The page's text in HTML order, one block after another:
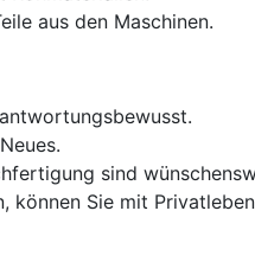
aus den Maschinen.
sind
können Sie mit